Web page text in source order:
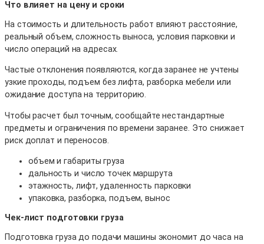
Что влияет на цену и сроки
На стоимость и длительность работ влияют расстояние,
реальный объем, сложность выноса, условия парковки и
число операций на адресах.
Частые отклонения появляются, когда заранее не учтены
узкие проходы, подъем без лифта, разборка мебели или
ожидание доступа на территорию.
Чтобы расчет был точным, сообщайте нестандартные
предметы и ограничения по времени заранее. Это снижает
риск доплат и переносов.
объем и габариты груза
дальность и число точек маршрута
этажность, лифт, удаленность парковки
упаковка, разборка, подъем, вынос
Чек-лист подготовки груза
Подготовка груза до подачи машины экономит до часа на